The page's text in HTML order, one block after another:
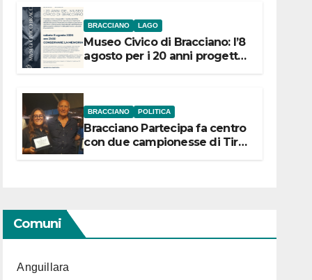
BRACCIANO LAGO
Museo Civico di Bracciano: l’8
agosto per i 20 anni progetto
BRACCIANO POLITICA
Bracciano Partecipa fa centro
con due campionesse di Tiro
Comuni
Anguillara